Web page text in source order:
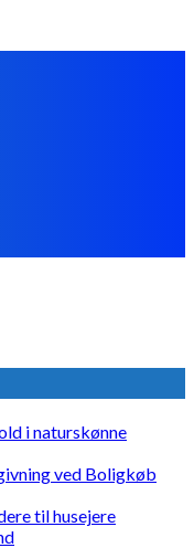
i naturskønne
ved Boligkøb
til husejere